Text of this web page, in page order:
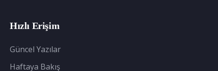
Hızlı Erişim
Güncel Yazılar
Haftaya Bakış